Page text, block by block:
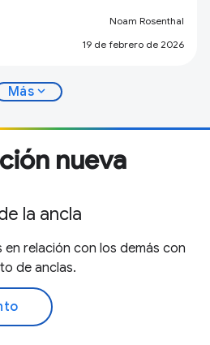
Noam Rosenthal
19 de febrero de 2026
Más expand_more
nueva
la ancla
en relación con los demás con
de anclas.